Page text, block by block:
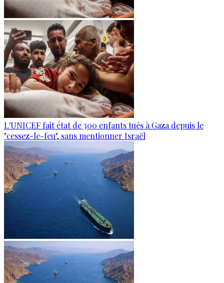
L'UNICEF fait état de 300 enfants tués à Gaza depuis le
"cessez-le-feu", sans mentionner Israël